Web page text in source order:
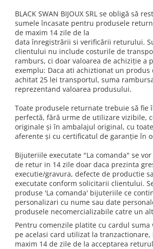
BLACK SWAN BIJOUX SRL se obligă să
sumele încasate pentru produsele
de maxim 14 zile de la
data înregistrării si verificării returului.
clientului nu include costurile de
ramburs, ci doar valoarea de achiziție a
exemplu: Daca ati achiztionat un produs
achitat 25 lei transportul, suma
reprezentand valoarea produsului.
Toate produsele returnate trebuie să fie
perfectă, fără urme de utilizare vizibile,
originale și în ambalajul original, cu
aferente și cu certificatul de garanție în
Bijuteriile executate "La comanda" se
de retur in 14 zile doar daca prezinta
executie/gravura, defecte de productie
executate conform solicitarii clientului.
produse 'La comanda' bijuteriile ce
personalizari cu nume sau date
produsele necomercializabile catre un
Pentru comenzile platite cu cardul suma
pe acelasi card utilizat la
maxim 14 de zile de la acceptarea